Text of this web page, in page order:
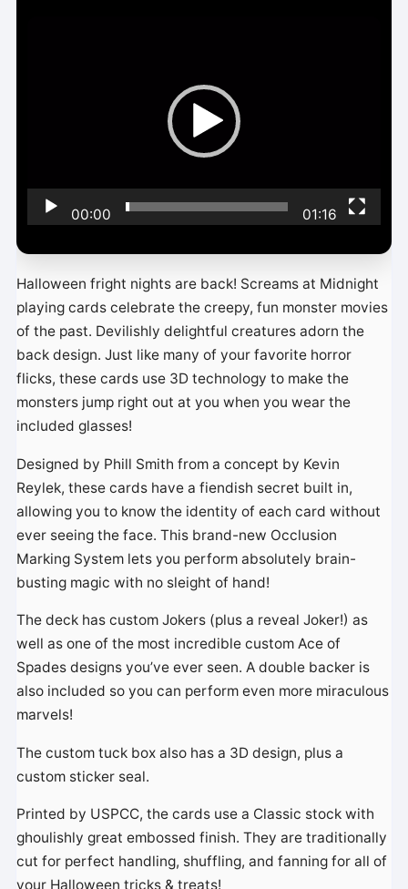
00:00 01:16
Halloween fright nights are back! Screams at Midnight
playing cards celebrate the creepy, fun monster movies
of the past. Devilishly delightful creatures adorn the
back design. Just like many of your favorite horror
flicks, these cards use 3D technology to make the
monsters jump right out at you when you wear the
included glasses!
Designed by Phill Smith from a concept by Kevin
Reylek, these cards have a fiendish secret built in,
allowing you to know the identity of each card without
ever seeing the face. This brand-new Occlusion
Marking System lets you perform absolutely brain-
busting magic with no sleight of hand!
The deck has custom Jokers (plus a reveal Joker!) as
well as one of the most incredible custom Ace of
Spades designs you’ve ever seen. A double backer is
also included so you can perform even more miraculous
marvels!
The custom tuck box also has a 3D design, plus a
custom sticker seal.
Printed by USPCC, the cards use a Classic stock with
ghoulishly great embossed finish. They are traditionally
cut for perfect handling, shuffling, and fanning for all of
your Halloween tricks & treats!